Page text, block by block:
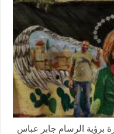
برؤية الرسام جابر عباس